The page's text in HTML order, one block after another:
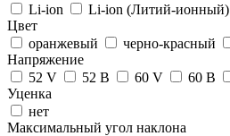
Li-ion
Li-ion (Литий-ионный)
Цвет
оранжевый
черно-красный
Напряжение
52 V
52 В 60 V 60 В
Уценка
нет
Максимальный угол наклона